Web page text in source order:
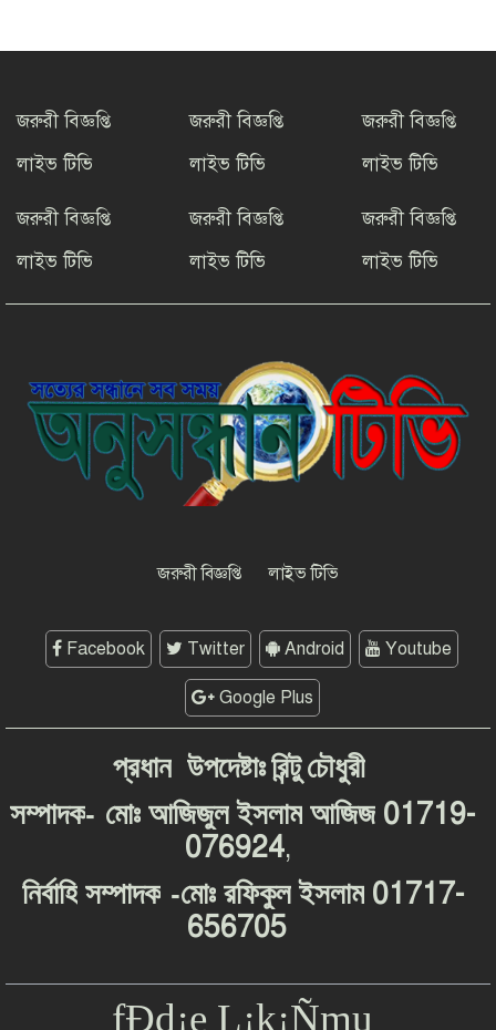
উদ্যোগের ডাক ইনফো বাংলার
আহমেদের জন্মদিনে ব্যতিক্রমী আত্মীয়
সাংবাদিকতার মর্যাদা রক্ষায় ঐক্যের
প্রত্যয়, জেএসএস চট্টগ্রাম মহানগর
কমিটির নতুন নেতৃত্বের পরিচিতি
শফিকের মুক্তি ও মামলা প্রত্যাহারের
দেশব্যাপী আন্দোলনের হুঁশিয়ারি
জরুরী বিজ্ঞপ্তি
লাইভ টিভি
জরুরী বিজ্ঞপ্তি
লাইভ টিভি
জরুরী বিজ্ঞপ্তি
লাইভ টিভি
জরুরী বিজ্ঞপ্তি
লাইভ টিভি
জরুরী বিজ্ঞপ্তি
লাইভ টিভি
জরুরী বিজ্ঞপ্তি
লাইভ টিভি
জরুরী বিজ্ঞপ্তি লাইভ টিভি
Facebook Twitter Android Youtube
Google Plus
প্রধান উপদেষ্টাঃরিন্টু চৌধুরী
সম্পাদক- মোঃ আজিজুল ইসলাম আজিজ 01719-
076924,
নির্বাহি সম্পাদক-মোঃ রফিকুল ইসলাম 01717-
656705
fÐd¡e L¡k¡Ñmu